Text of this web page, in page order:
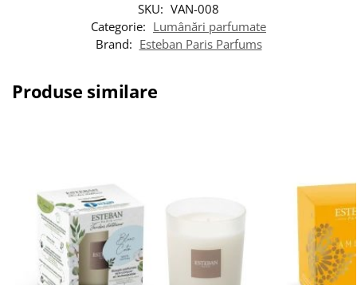
SKU: VAN-008
Categorie: Lumânări parfumate
Brand: Esteban Paris Parfums
Produse similare